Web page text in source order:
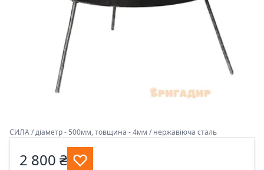
СИЛА / діаметр - 500мм, товщина - 4мм / нержавіюча сталь
2 800 ₴